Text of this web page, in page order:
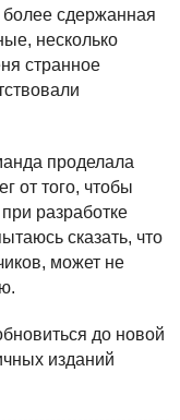
более сдержанная
несколько
странное
проделала
от того, чтобы
разработке
сказать, что
может не
до новой
изданий